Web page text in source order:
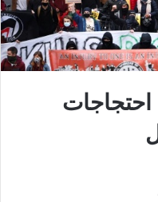
في احتجاجات